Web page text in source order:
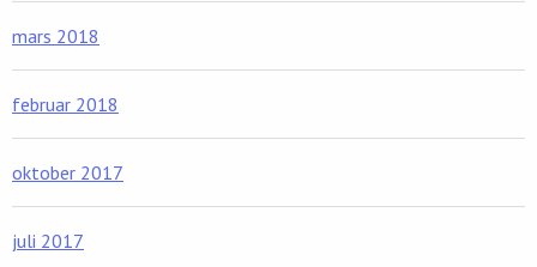
mars 2018
februar 2018
oktober 2017
juli 2017